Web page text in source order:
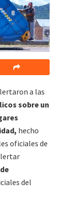
a las
sobre un
hecho
oficiales de
del